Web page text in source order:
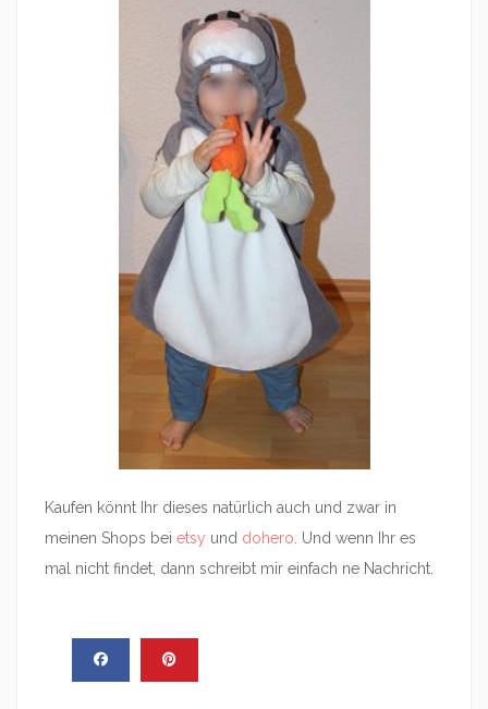
Kaufen könnt Ihr dieses natürlich auch und zwar in
meinen Shops bei etsy und dohero . Und wenn Ihr es
mal nicht findet, dann schreibt mir einfach ne Nachricht.